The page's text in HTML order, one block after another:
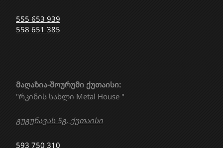
555 653 939
558 651 385
მაღაზია-შოურუმი ქუთაისი:
"რკინის სახლი Metal House "
გუგუნავას 5გ, ქუთაისი
593 750 310